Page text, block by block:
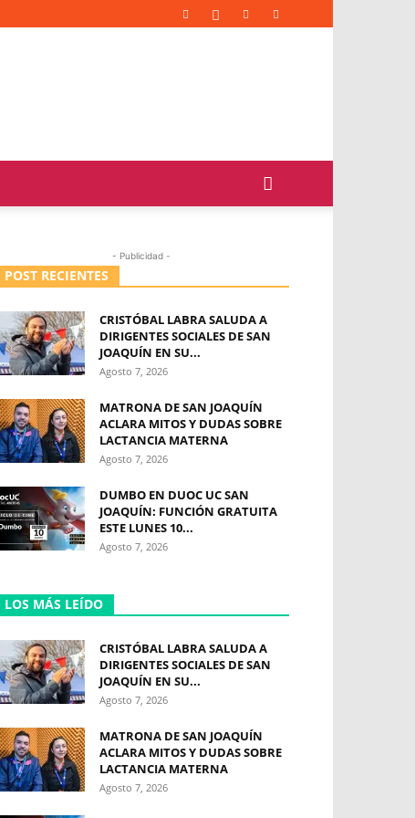
- Publicidad -
POST RECIENTES
CRISTÓBAL LABRA SALUDA A
DIRIGENTES SOCIALES DE SAN
JOAQUÍN EN SU...
Agosto 7, 2026
MATRONA DE SAN JOAQUÍN
ACLARA MITOS Y DUDAS SOBRE
LACTANCIA MATERNA
Agosto 7, 2026
DUMBO EN DUOC UC SAN
JOAQUÍN: FUNCIÓN GRATUITA
ESTE LUNES 10...
Agosto 7, 2026
LOS MÁS LEÍDO
CRISTÓBAL LABRA SALUDA A
DIRIGENTES SOCIALES DE SAN
JOAQUÍN EN SU...
Agosto 7, 2026
MATRONA DE SAN JOAQUÍN
ACLARA MITOS Y DUDAS SOBRE
LACTANCIA MATERNA
Agosto 7, 2026